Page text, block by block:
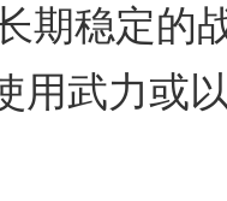
期稳定的
用武力或